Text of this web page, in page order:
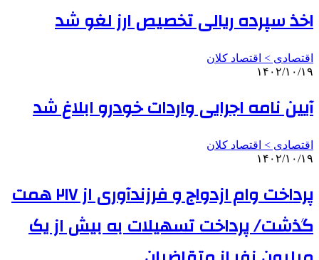
اخذ سپرده ریالی تخصیص ارز لغو شد
اقتصادی > اقتصاد کلان
۱۴۰۲/۱۰/۱۹
آیین نامه اجرایی واردات خودرو ابلاغ شد
اقتصادی > اقتصاد کلان
۱۴۰۲/۱۰/۱۹
پرداخت وام ازدواج و فرزندآوری از ۲۱۷ همت
گذشت/ پرداخت تسهیلات به بیش از یک